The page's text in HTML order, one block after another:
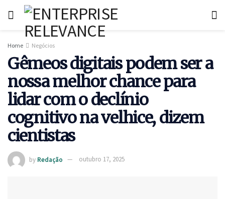
Home Negócios
Gêmeos digitais podem ser a
nossa melhor chance para
lidar com o declínio
cognitivo na velhice, dizem
cientistas
by Redação outubro 17, 2025